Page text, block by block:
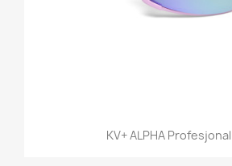
KV+ ALPHA